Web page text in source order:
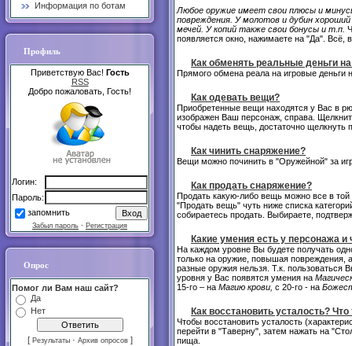
Информация по ботам
Профиль
Приветствую Вас! Гость
RSS
Добро пожаловать, Гость!
Логин:
Пароль:
запомнить
Забыл пароль · Регистрация
Опрос
Помог ли Вам наш сайт?
Да
Нет
[ Результаты · Архив опросов ]
Любое оружие имеет свои плюсы и
повреждения. У молотов и дубин
мечей. У копий также свои бонусы и т.п.
появляется окно, нажимаете на "Да". Всё,
Как обменять реальные деньги
Прямого обмена реала на игровые деньги
Как одевать вещи?
Приобретенные вещи находятся у Вас в
изображен Ваш персонаж, справа.
чтобы надеть вещь, достаточно щелкнуть
Как чинить снаряжение?
Вещи можно починить в "Оружейной" за
Как продать снаряжение?
Продать какую-либо вещь можно все в
"Продать вещь" чуть ниже списка
собираетесь продать. Выбираете,
Какие умения есть у персонажа и
На каждом уровне Вы будете получать
только на оружие, повышая повреждения,
разные оружия нельзя. Т.к. пользоваться
уровня у Вас появятся умения на
15-го – на Магию крови, с 20-го - на
Как восстановить усталость?
Чтобы восстановить усталость
перейти в "Таверну", затем нажать на
пища.